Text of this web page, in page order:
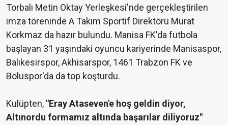
Torbalı Metin Oktay Yerleşkesi'nde gerçekleştirilen
imza töreninde A Takım Sportif Direktörü Murat
Korkmaz da hazır bulundu. Manisa FK'da futbola
başlayan 31 yaşındaki oyuncu kariyerinde Manisaspor,
Balıkesirspor, Akhisarspor, 1461 Trabzon FK ve
Boluspor'da da top koşturdu.
Kulüpten, "Eray Ataseven'e hoş geldin diyor,
Altınordu formamız altında başarılar diliyoruz"